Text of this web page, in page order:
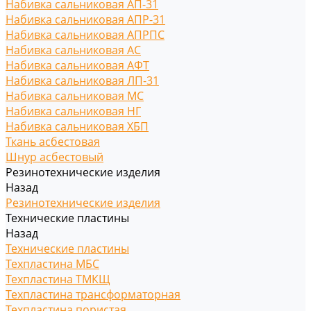
Набивка сальниковая АП-31
Набивка сальниковая АПР-31
Набивка сальниковая АПРПС
Набивка сальниковая АС
Набивка сальниковая АФТ
Набивка сальниковая ЛП-31
Набивка сальниковая МС
Набивка сальниковая НГ
Набивка сальниковая ХБП
Ткань асбестовая
Шнур асбестовый
Резинотехнические изделия
Назад
Резинотехнические изделия
Технические пластины
Назад
Технические пластины
Техпластина МБС
Техпластина ТМКЩ
Техпластина трансформаторная